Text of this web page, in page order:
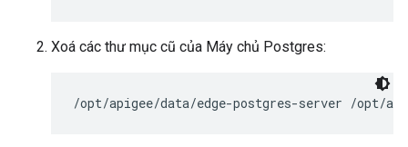
Xoá các thư mục cũ của Máy chủ Postgres:
/opt/apigee/data/edge-postgres-server /opt/